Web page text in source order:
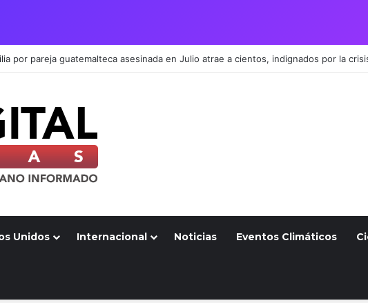
Unidos Internacional Noticias Eventos Climáticos